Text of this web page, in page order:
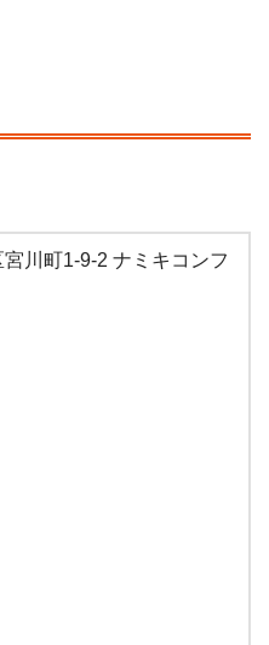
川町1-9-2 ナミキコンフ